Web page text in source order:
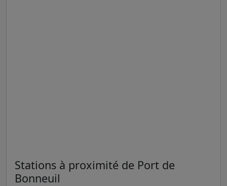
Stations à proximité de Port de
Bonneuil